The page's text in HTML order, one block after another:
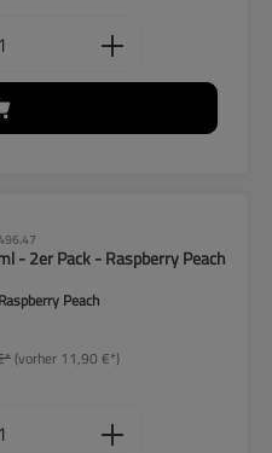
Gib den
- 2er Pack - Raspberry Peach
Raspberry Peach
(vorher 11,90 €*)
Gib den